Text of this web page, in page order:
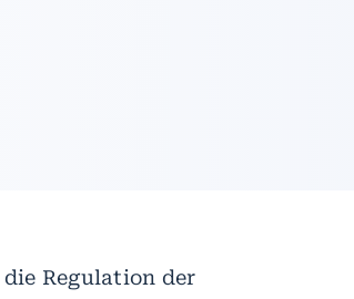
Regulation der